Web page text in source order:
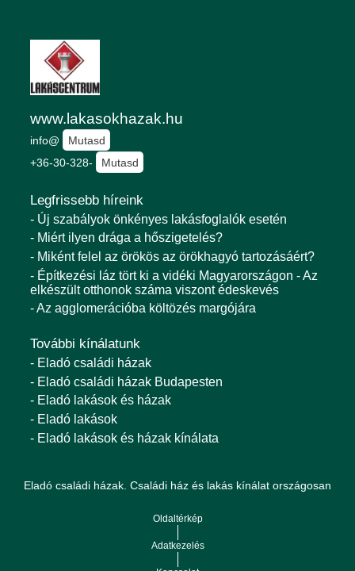
www.lakasokhazak.hu
info@
Mutasd
+36-30-328-
Mutasd
Legfrissebb híreink
- Új szabályok önkényes lakásfoglalók esetén
- Miért ilyen drága a hőszigetelés?
- Miként felel az örökös az örökhagyó tartozásáért?
- Építkezési láz tört ki a vidéki Magyarországon - Az
elkészült otthonok száma viszont édeskevés
- Az agglomerációba költözés margójára
További kínálatunk
- Eladó családi házak
- Eladó családi házak Budapesten
- Eladó lakások és házak
- Eladó lakások
- Eladó lakások és házak kínálata
Eladó családi házak. Családi ház és lakás kínálat országosan
Oldaltérkép
Adatkezelés